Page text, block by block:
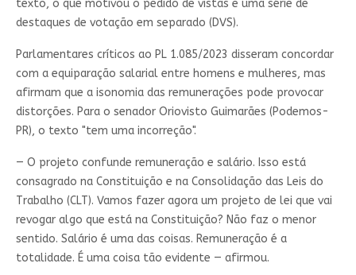
texto, o que motivou o pedido de vistas e uma série de
destaques de votação em separado (DVS).
Parlamentares críticos ao PL 1.085/2023 disseram concordar
com a equiparação salarial entre homens e mulheres, mas
afirmam que a isonomia das remunerações pode provocar
distorções. Para o senador Oriovisto Guimarães (Podemos-
PR), o texto "tem uma incorreção".
— O projeto confunde remuneração e salário. Isso está
consagrado na Constituição e na Consolidação das Leis do
Trabalho (CLT). Vamos fazer agora um projeto de lei que vai
revogar algo que está na Constituição? Não faz o menor
sentido. Salário é uma das coisas. Remuneração é a
totalidade. É uma coisa tão evidente — afirmou.